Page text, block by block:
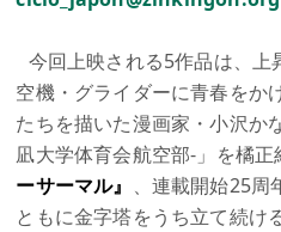
今回上映される5作品は、
空機・グライダーに青春をか
たちを描いた漫画家・小沢か
凪大学体育会航空部-」を橘
ーサーマル』 、連載開始25周
ともに金字塔をうち立て続け